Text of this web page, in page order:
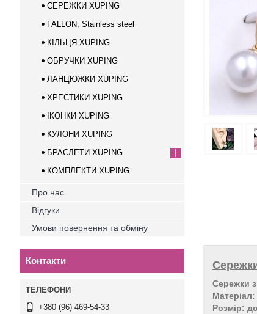
Сережки
Розмір:
СЕРЕЖКИ XUPING
FALLON, Stainless steel
КІЛЬЦЯ XUPING
ОБРУЧКИ XUPING
ЛАНЦЮЖКИ XUPING
ХРЕСТИКИ XUPING
ІКОНКИ XUPING
КУЛОНИ XUPING
БРАСЛЕТИ XUPING
КОМПЛЕКТИ XUPING
Про нас
Відгуки
Умови повернення та обміну
Контакти
+380 (96) 469-54-33